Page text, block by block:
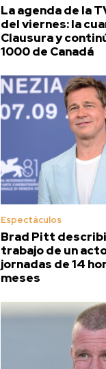
La agenda de la
del viernes: la
Clausura y
1000 de Canadá
Espectáculos
Brad Pitt
trabajo de un
jornadas de 14
meses